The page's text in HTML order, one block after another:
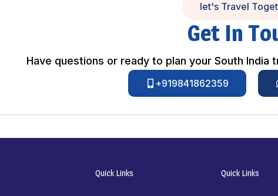
let's Travel
Get In
Have questions or ready to plan your South
+919841862359
Quick Links Quick Links